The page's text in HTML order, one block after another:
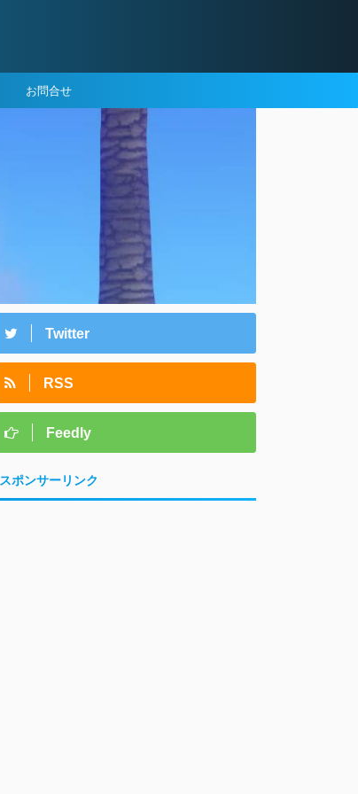
お問合せ
Twitter
RSS
Feedly
スポンサーリンク